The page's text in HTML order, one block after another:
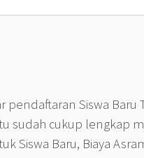
Siswa Baru
sudah cukup lengkap
Siswa Baru, Biaya